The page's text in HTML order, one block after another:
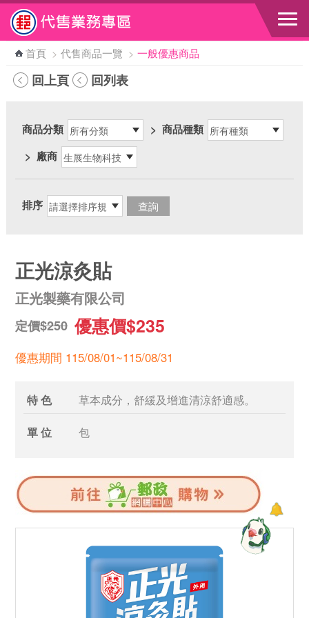
跳到主要內容區塊
首頁 > 代售商品一覽 > 一般優惠商品
回上頁 回列表
商品分類 > 商品種類
> 廠商
排序
正光涼灸貼
正光製藥有限公司
定價$250 優惠價$235
優惠期間 115/08/01~115/08/31
特 色 草本成分，舒緩及增進清涼舒適感。
單 位 包